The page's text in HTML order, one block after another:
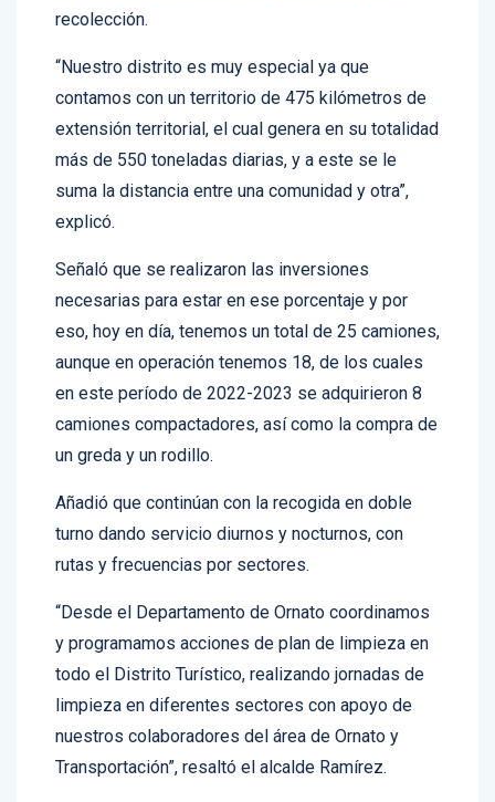
recolección.
“Nuestro distrito es muy especial ya que
contamos con un territorio de 475 kilómetros de
extensión territorial, el cual genera en su totalidad
más de 550 toneladas diarias, y a este se le
suma la distancia entre una comunidad y otra”,
explicó.
Señaló que se realizaron las inversiones
necesarias para estar en ese porcentaje y por
eso, hoy en día, tenemos un total de 25 camiones,
aunque en operación tenemos 18, de los cuales
en este período de 2022-2023 se adquirieron 8
camiones compactadores, así como la compra de
un greda y un rodillo.
Añadió que continúan con la recogida en doble
turno dando servicio diurnos y nocturnos, con
rutas y frecuencias por sectores.
“Desde el Departamento de Ornato coordinamos
y programamos acciones de plan de limpieza en
todo el Distrito Turístico, realizando jornadas de
limpieza en diferentes sectores con apoyo de
nuestros colaboradores del área de Ornato y
Transportación”, resaltó el alcalde Ramírez.